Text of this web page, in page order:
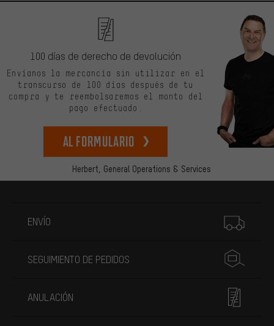
Herbert, General Operations & Services
100 días de derecho de devolución
Envíanos la mercancía sin utilizar en el
transcurso de 100 días después de tu
compra y te reembolsaremos el monto del
pago efectuado.
Al formulario
ENVÍO
SEGUIMIENTO DE PEDIDOS
ANULACIÓN